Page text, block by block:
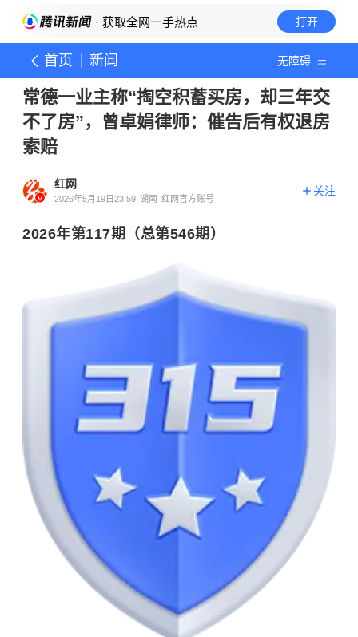
· 获取全网一手热点 打开
首页 新闻 无障碍
常德一业主称“掏空积蓄买房，却三年交
不了房”，曾卓娟律师：催告后有权退房
索赔
红网
2026年5月19日23:59 湖南 红网官方账号
关注
2026年第117期（总第546期）